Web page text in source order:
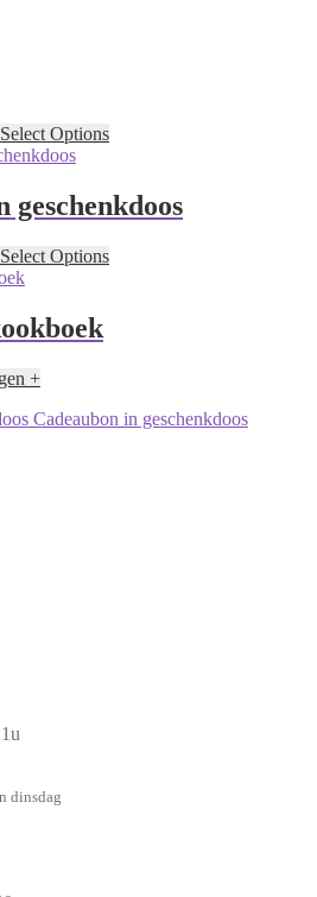
25,00
€ 1.000,00
Select OptionsDit
meerdere
variaties.
optie
geschenkdoos
35,00
€ 1.010,00
Select OptionsDit
gekozen
+
Cadeaubon in geschenkdoos
dinsdag